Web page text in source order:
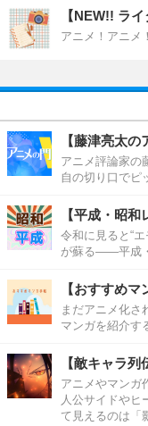
【NEW!! ライ
アニメ！アニメ
【藤津亮太の
アニメ評論家の
自の切り口でピ
【平成・昭和
令和に見ると“
が蘇る――平成
【おすすめマ
まだアニメ化さ
マンガを紹介す
【敵キャラ
アニメやマンガ
人公サイドやヒ
て見えるのは「